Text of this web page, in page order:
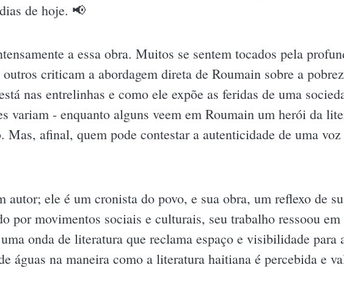
de hoje. 📢
a essa obra. Muitos se sentem tocados pela
criticam a abordagem direta de Roumain sobre a
nas entrelinhas e como ele expõe as feridas de uma
variam - enquanto alguns veem em Roumain um herói da
Mas, afinal, quem pode contestar a autenticidade de uma
autor; ele é um cronista do povo, e sua obra, um reflexo de
por movimentos sociais e culturais, seu trabalho ressoou em
onda de literatura que reclama espaço e visibilidade para
águas na maneira como a literatura haitiana é percebida e